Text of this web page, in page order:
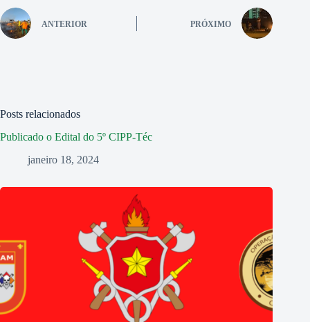
ANTERIOR PRÓXIMO
Posts relacionados
Publicado o Edital do 5º CIPP-Téc
janeiro 18, 2024